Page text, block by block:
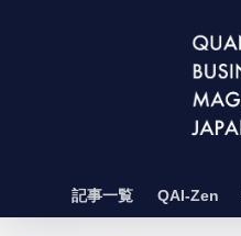
記事一覧 QAI-Zen